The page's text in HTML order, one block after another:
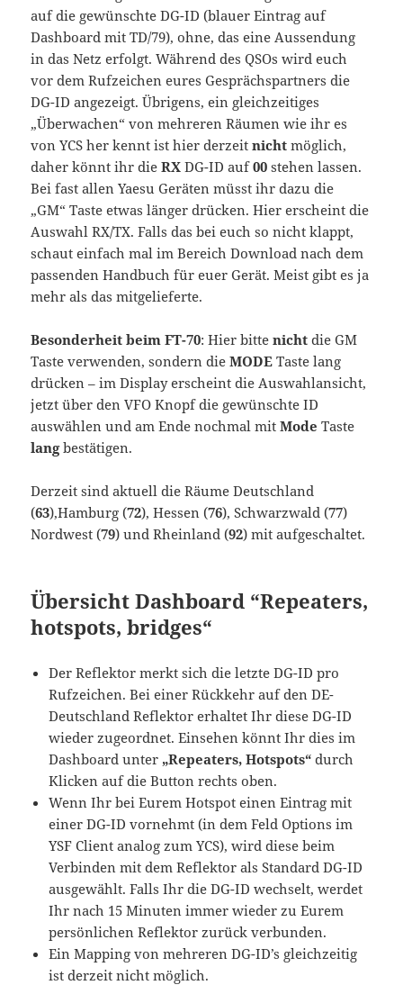
auf die gewünschte DG-ID (blauer Eintrag auf
Dashboard mit TD/79), ohne, das eine Aussendung
in das Netz erfolgt. Während des QSOs wird euch
vor dem Rufzeichen eures Gesprächspartners die
DG-ID angezeigt. Übrigens, ein gleichzeitiges
„Überwachen“ von mehreren Räumen wie ihr es
von YCS her kennt ist hier derzeitnicht möglich,
daher könnt ihr dieRX DG-ID auf00 stehen lassen.
Bei fast allen Yaesu Geräten müsst ihr dazu die
„GM“ Taste etwas länger drücken. Hier erscheint die
Auswahl RX/TX. Falls das bei euch so nicht klappt,
schaut einfach mal im Bereich Download nach dem
passenden Handbuch für euer Gerät. Meist gibt es ja
mehr als das mitgelieferte.
Besonderheit beim FT-70: Hier bittenicht die GM
Taste verwenden, sondern dieMODE Taste lang
drücken – im Display erscheint die Auswahlansicht,
jetzt über den VFO Knopf die gewünschte ID
auswählen und am Ende nochmal mitModeTaste
langbestätigen.
Derzeit sind aktuell die Räume Deutschland
(63),Hamburg (72), Hessen (76), Schwarzwald (77)
Nordwest (79) und Rheinland (92) mit aufgeschaltet.
Übersicht Dashboard “Repeaters,
hotspots, bridges“
Der Reflektor merkt sich die letzte DG-ID pro
Rufzeichen. Bei einer Rückkehr auf den DE-
Deutschland Reflektor erhaltet Ihr diese DG-ID
wieder zugeordnet. Einsehen könnt Ihr dies im
Dashboard unter „Repeaters, Hotspots“ durch
Klicken auf die Button rechts oben.
Wenn Ihr bei Eurem Hotspot einen Eintrag mit
einer DG-ID vornehmt (in dem Feld Options im
YSF Client analog zum YCS), wird diese beim
Verbinden mit dem Reflektor als Standard DG-ID
ausgewählt. Falls Ihr die DG-ID wechselt, werdet
Ihr nach 15 Minuten immer wieder zu Eurem
persönlichen Reflektor zurück verbunden.
Ein Mapping von mehreren DG-ID’s gleichzeitig
ist derzeit nicht möglich.